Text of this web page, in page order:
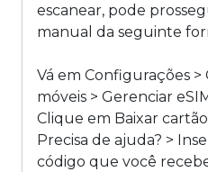
escanear, pode
manual da seguinte
Vá em Configurações >
móveis > Gerenciar
Clique em Baixar
Precisa de ajuda? >
código que você